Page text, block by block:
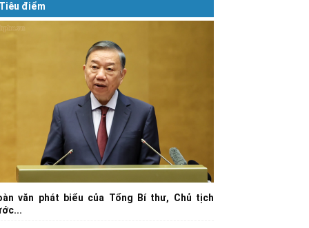
Tiêu điểm
văn phát biểu của Tổng Bí thư, Chủ tịch